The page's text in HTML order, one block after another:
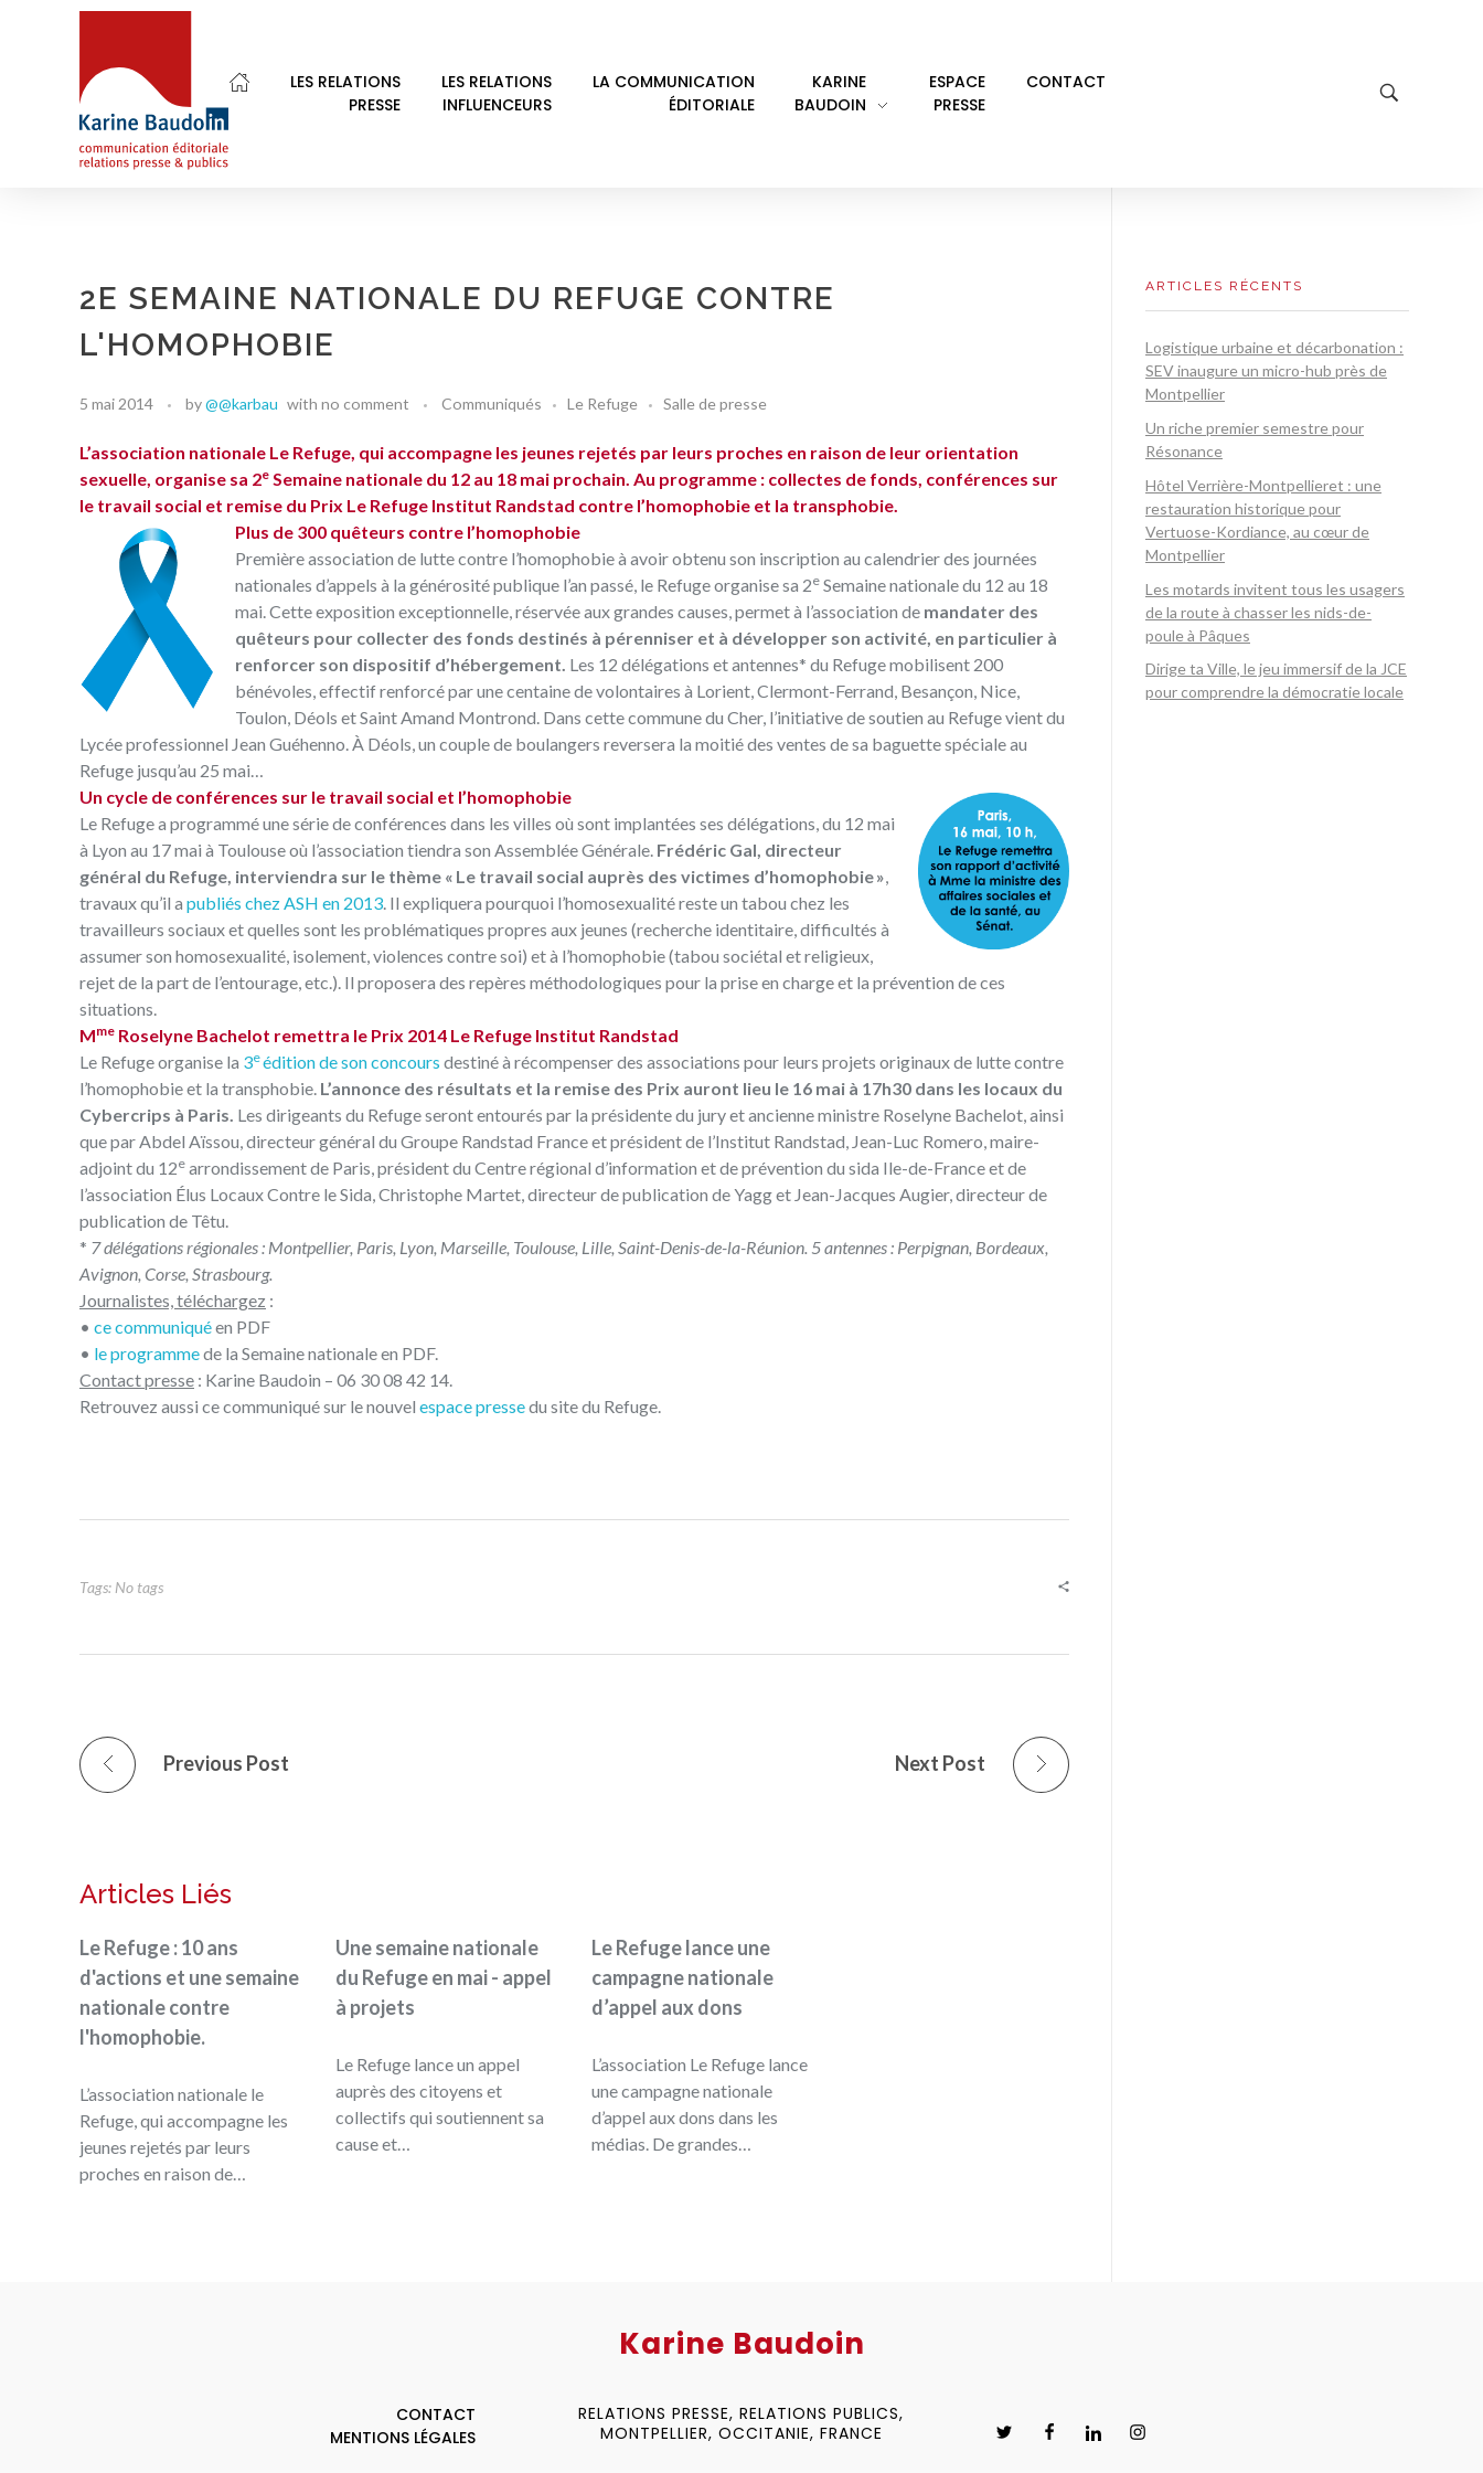
LES RELATIONS
PRESSE
LES RELATIONS
INFLUENCEURS
LA COMMUNICATION
ÉDITORIALE
KARINE
BAUDOIN
ESPACE
PRESSE
CONTACT
2E SEMAINE NATIONALE DU REFUGE CONTRE
L'HOMOPHOBIE
5 mai 2014 by@@karbau with no comment Communiqués Le Refuge Salle de presse
L’association nationale Le Refuge, qui accompagne les jeunes rejetés par leurs proches en raison de leur orientation
sexuelle, organise sa 2e Semaine nationale du 12 au 18 mai prochain. Au programme : collectes de fonds, conférences sur
le travail social et remise du Prix Le Refuge Institut Randstad contre l’homophobie et la transphobie.
Plus de 300 quêteurs contre l’homophobie
Première association de lutte contre l’homophobie à avoir obtenu son inscription au calendrier des journées
nationales d’appels à la générosité publique l’an passé, le Refuge organise sa 2e Semaine nationale du 12 au 18
mai. Cette exposition exceptionnelle, réservée aux grandes causes, permet à l’association de mandater des
quêteurs pour collecter des fonds destinés à pérenniser et à développer son activité, en particulier à
renforcer son dispositif d’hébergement. Les 12 délégations et antennes* du Refuge mobilisent 200
bénévoles, effectif renforcé par une centaine de volontaires à Lorient, Clermont-Ferrand, Besançon, Nice,
Toulon, Déols et Saint Amand Montrond. Dans cette commune du Cher, l’initiative de soutien au Refuge vient du
Lycée professionnel Jean Guéhenno. À Déols, un couple de boulangers reversera la moitié des ventes de sa baguette spéciale au
Refuge jusqu’au 25 mai…
Un cycle de conférences sur le travail social et l’homophobie
Le Refuge a programmé une série de conférences dans les villes où sont implantées ses délégations, du 12 mai
à Lyon au 17 mai à Toulouse où l’association tiendra son Assemblée Générale. Frédéric Gal, directeur
général du Refuge, interviendra sur le thème « Le travail social auprès des victimes d’homophobie »
travaux qu’il a publiés chez ASH en 2013 . Il expliquera pourquoi l’homosexualité reste un tabou chez les
travailleurs sociaux et quelles sont les problématiques propres aux jeunes (recherche identitaire, difficultés à
assumer son homosexualité, isolement, violences contre soi) et à l’homophobie (tabou sociétal et religieux,
rejet de la part de l’entourage, etc.). Il proposera des repères méthodologiques pour la prise en charge et la prévention de ces
situations.
Mme Roselyne Bachelot remettra le Prix 2014 Le Refuge Institut Randstad
Le Refuge organise la 3eédition de son concours destiné à récompenser des associations pour leurs projets originaux de lutte contre
l’homophobie et la transphobie. L’annonce des résultats et la remise des Prix auront lieu le 16 mai à 17h30 dans les locaux du
Cybercrips à Paris. Les dirigeants du Refuge seront entourés par la présidente du jury et ancienne ministre Roselyne Bachelot, ainsi
que par Abdel Aïssou, directeur général du Groupe Randstad France et président de l’Institut Randstad, Jean-Luc Romero, maire-
adjoint du 12e arrondissement de Paris, président du Centre régional d’information et de prévention du sida Ile-de-France et de
l’association Élus Locaux Contre le Sida, Christophe Martet, directeur de publication de Yagg et Jean-Jacques Augier, directeur de
publication de Têtu.
* 7 délégations régionales : Montpellier, Paris, Lyon, Marseille, Toulouse, Lille, Saint-Denis-de-la-Réunion. 5 antennes : Perpignan, Bordeaux,
Avignon, Corse, Strasbourg.
Journalistes, téléchargez :
• ce communiquéen PDF
• le programmede la Semaine nationale en PDF.
Contact presse : Karine Baudoin – 06 30 08 42 14.
Retrouvez aussi ce communiqué sur le nouvel espace pressedu site du Refuge.
Tags: No tags
Previous Post Next Post
Articles Liés
Le Refuge : 10 ans
d'actions et une semaine
nationale contre
l'homophobie.
L’association nationale le
Refuge, qui accompagne les
jeunes rejetés par leurs
proches en raison de…
Une semaine nationale
du Refuge en mai - appel
à projets
Le Refuge lance un appel
auprès des citoyens et
collectifs qui soutiennent sa
cause et…
Le Refuge lance une
campagne nationale
d’appel aux dons
L’association Le Refuge lance
une campagne nationale
d’appel aux dons dans les
médias. De grandes…
ARTICLES RÉCENTS
Logistique urbaine et décarbonation :
SEV inaugure un micro-hub près de
Montpellier
Un riche premier semestre pour
Résonance
Hôtel Verrière-Montpellieret : une
restauration historique pour
Vertuose-Kordiance, au cœur de
Montpellier
Les motards invitent tous les usagers
de la route à chasser les nids-de-
poule à Pâques
Dirige ta Ville, le jeu immersif de la JCE
pour comprendre la démocratie locale
Karine Baudoin
CONTACT
MENTIONS LÉGALES
RELATIONS PRESSE, RELATIONS PUBLICS,
MONTPELLIER, OCCITANIE, FRANCE